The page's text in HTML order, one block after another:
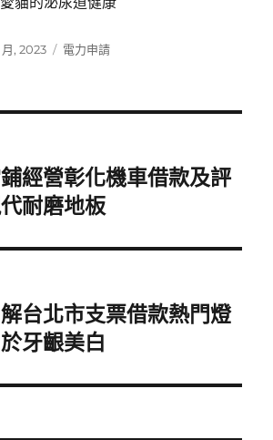
月, 2023
分
電力申請
經營彰化機車借款及評
耐磨地板
台北市支票借款熱門燈
牙齦美白